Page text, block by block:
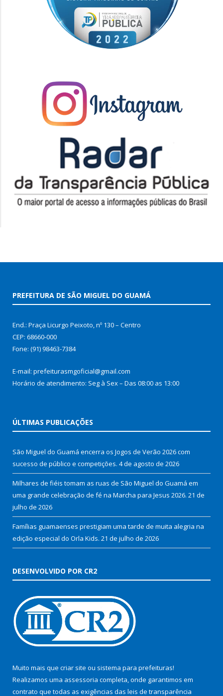
PREFEITURA DE SÃO MIGUEL DO GUAMÁ
End.: Praça Licurgo Peixoto, nº 130 – Centro
CEP: 68660-000
Fone: (91) 98463-7384
E-mail: prefeiturasmgoficial@gmail.com
Horário de atendimento: Seg à Sex – Das 08:00 as 13:00
ÚLTIMAS PUBLICAÇÕES
São Miguel do Guamá encerra os Jogos de Verão 2026 com
sucesso de público e competições. 4 de agosto de 2026
Milhares de fiéis tomam as ruas de São Miguel do Guamá em
uma grande celebração de fé na Marcha para Jesus 2026. 21 de
julho de 2026
Famílias guamaenses prestigiam uma tarde de muita alegria na
edição especial do Orla Kids. 21 de julho de 2026
DESENVOLVIDO POR CR2
Muito mais que criar site ou sistema para prefeituras!
Realizamos uma assessoria completa, onde garantimos em
contrato que todas as exigências das leis de transparência